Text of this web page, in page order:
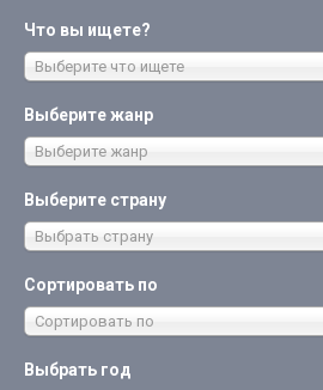
Что вы ищете?
Выберите что ищете
Выберите жанр
Выберите жанр
Выберите страну
Выбрать страну
Сортировать по
Сортировать по
Выбрать год